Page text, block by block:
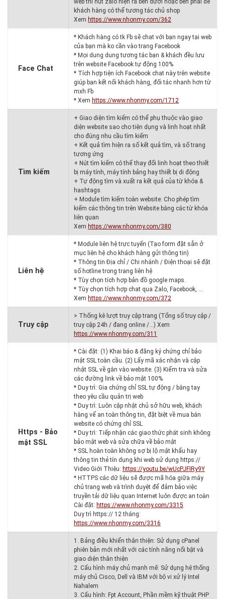
khách hàng có thể tương tác chủ shop
Xem https://www.nhonmy.com/362
Face Chat
* Khách hàng có tk Fb sẽ chat với bạn ngay tại web
của bạn mà ko cần vào trang Facebook
* Mọi dung dung tương tác bạn & khách đều lưu
trên website Facebook tự động 100%
* Tích hợp tiện ích Facebook chat này trên website
giúp bạn kết nối khách hàng, đối tác nhanh hơn từ
mxh Fb
* Xem https://www.nhonmy.com/1712
Tìm kiếm
+ Giao diện tìm kiếm có thể phụ thuộc vào giao
diện website sao cho tiện dụng và linh hoạt nhất
cho đúng nhu cầu tìm kiếm
+ Kết quả tìm hiện ra số kết quả tìm, và số trang
tương ứng
+ Nút tìm kiếm có thể thay đổi linh hoạt theo thiết
bị máy tính, máy tính bảng hay thiết bị di động
+ Tự động tìm và xuất ra kết quả của từ khóa &
hashtags
+ Module tìm kiếm toàn website: Cho phép tìm
kiếm các thông tin trên Website bằng các từ khóa
liên quan
Xem https://www.nhonmy.com/380
Liên hệ
* Module liên hệ trực tuyến (Tạo form đặt sẵn ở
mục liên hệ cho khách hàng gửi thông tin)
* Thông tin Địa chỉ / Chi nhánh / Điện thoại sẽ đặt
số hotline trong trang liên hệ
* Tùy chọn tích hợp bản đồ google maps.
* Tùy chọn tích hợp chat qua Zalo, Facebook, …
Xem https://www.nhonmy.com/372
Truy cập
> Thống kê lượt truy cập trang (Tổng số truy cập /
truy cập 24h / đang online /…) Xem
https://www.nhonmy.com/311
Https - Bảo
mật SSL
* Cài đặt: (1) Khai báo & đăng ký chứng chỉ bảo
mật SSL toàn cầu. (2) Lấy mã xác nhận và cập
nhật SSL về gắn vào website. (3) Kiểm tra và sửa
các đường link về bảo mật 100%
* Duy trì: Gia chứng chỉ SSL tự động / bằng tay
theo yêu cầu quản trị web
* Duy trì: Luôn cập nhật chủ sở hữu web, khách
hàng vể an toàn thông tin, đặt biệt về mua bán
website có chứng chỉ SSL
* Duy trì: Tiếp nhận các giao thức phát sinh không
bảo mật web và sửa chữa về bảo mật
* SSL hoàn toàn không sợ bị lộ mật khẩu hay
thông tin thẻ tín dụng khi web sử dụng https://
Video Giới Thiệu: https://youtu.be/wUcPJFIRy9Y
* HTTPS các dữ liệu sẽ được mã hóa giữa máy
chủ trang web và trình duyệt để đảm bảo việc
truyền tải dữ liệu quan Internet luôn được an toàn
Cài đặt: https://www.nhonmy.com/3315
Duy trì https:// 12 tháng:
https://www.nhonmy.com/3316
1. Bảng điều khiển thân thiện: Sử dụng cPanel
phiên bản mới nhất với các tính năng nổi bật và
giao diện thân thiện
2. Cấu hình máy chủ mạnh mẽ: Sử dụng hệ thống
máy chủ Cisco, Dell và IBM với bộ vi xử lý Intel
Nahalem
3. Cấu hình: Fpt Account, Phần mềm kỹ thuật PHP